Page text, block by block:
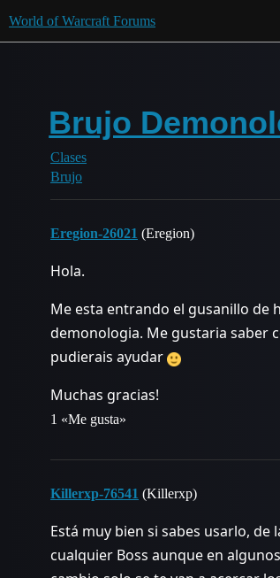
World of Warcraft Forums
Brujo
Clases
Brujo
Eregion-26021 (Eregion)
Hola.
Me esta entrando el gusanillo de
demonologia. Me gustaria saber
pudierais ayudar
Muchas gracias!
1 «Me gusta»
Killerxp-76541 (Killerxp)
Está muy bien si sabes usarlo,
cualquier Boss aunque en